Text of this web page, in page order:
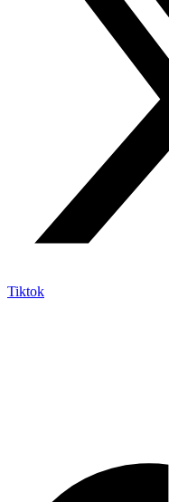
Tiktok